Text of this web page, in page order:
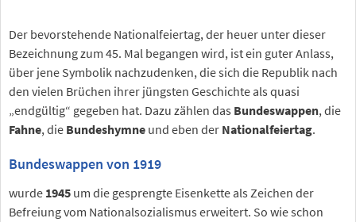
Der bevorstehende Nationalfeiertag, der heuer unter dieser
Bezeichnung zum 45. Mal begangen wird, ist ein guter Anlass,
über jene Symbolik nachzudenken, die sich die Republik nach
den vielen Brüchen ihrer jüngsten Geschichte als quasi
„endgültig“ gegeben hat. Dazu zählen das Bundeswappen, die
Fahne, die Bundeshymne und eben der Nationalfeiertag.
Bundeswappen von 1919
wurde 1945 um die gesprengte Eisenkette als Zeichen der
Befreiung vom Nationalsozialismus erweitert. So wie schon